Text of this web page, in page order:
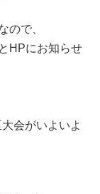
ので、
HPにお知らせ
会がいよいよ